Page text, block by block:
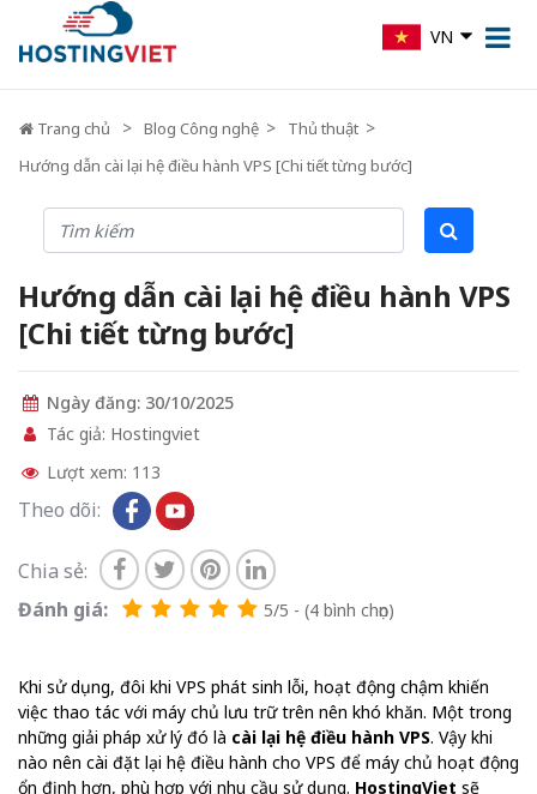
VN
Trang chủ Blog Công nghệ
Thủ thuật
Hướng dẫn cài lại hệ điều hành VPS [Chi tiết từng bước]
Hướng dẫn cài lại hệ điều hành VPS
[Chi tiết từng bước]
Ngày đăng: 30/10/2025
Tác giả: Hostingviet
Lượt xem: 113
Theo dõi:
Chia sẻ:
Đánh giá:
5/5 - (4 bình chọn)
Khi sử dụng, đôi khi VPS phát sinh lỗi, hoạt động chậm khiến
việc thao tác với máy chủ lưu trữ trên nên khó khăn. Một trong
những giải pháp xử lý đó là cài lại hệ điều hành VPS. Vậy khi
nào nên cài đặt lại hệ điều hành cho VPS để máy chủ hoạt động
ổn định hơn, phù hợp với nhu cầu sử dụng. HostingViet sẽ